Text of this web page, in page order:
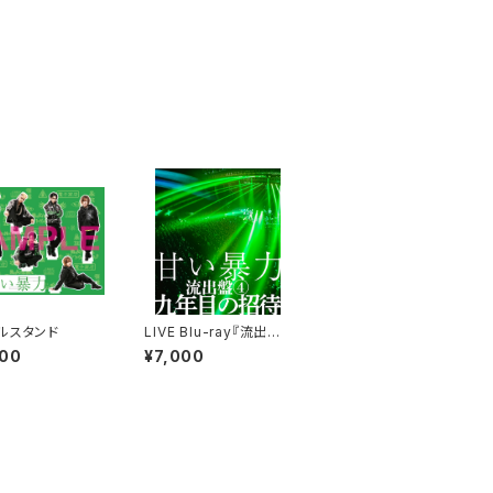
スタンド
LIVE Blu-ray『流出盤
④』 「九年目の招待」
¥7,000